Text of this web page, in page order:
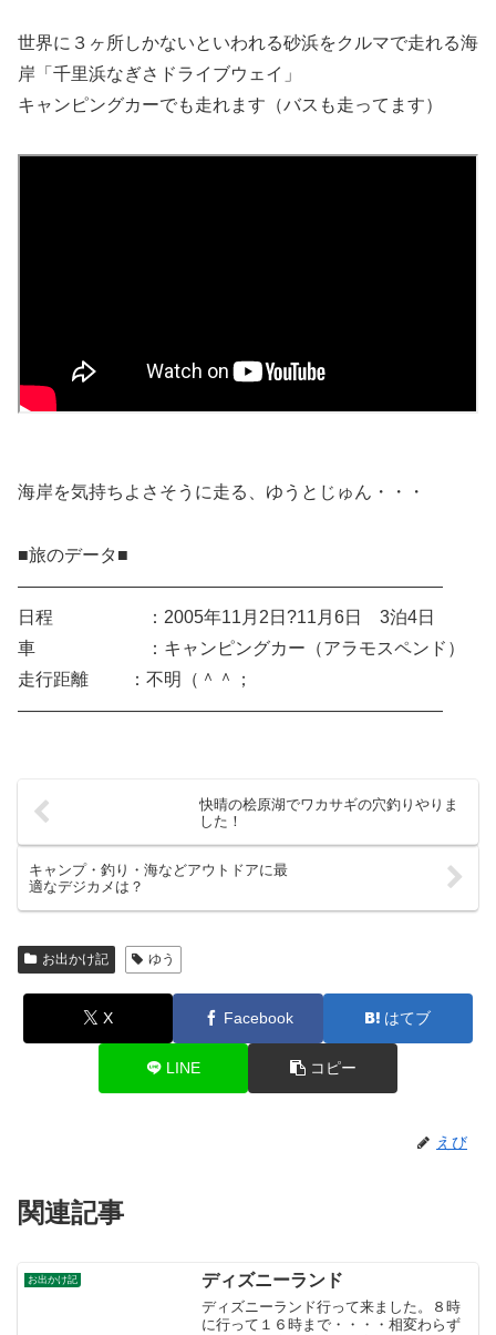
世界に３ヶ所しかないといわれる砂浜をクルマで走れる海
岸「千里浜なぎさドライブウェイ」
キャンピングカーでも走れます（バスも走ってます）
海岸を気持ちよさそうに走る、ゆうとじゅん・・・
■旅のデータ■
————————————————————————
日程 ：2005年11月2日?11月6日 3泊4日
車 ：キャンピングカー（アラモスペンド）
走行距離 ：不明（＾＾；
————————————————————————
快晴の桧原湖でワカサギの穴釣りやりま
した！
キャンプ・釣り・海などアウトドアに最
適なデジカメは？
お出かけ記 ゆう
X Facebook はてブ
LINE コピー
えび
関連記事
お出かけ記 ディズニーランド
ディズニーランド行って来ました。８時
に行って１６時まで・・・・相変わらず